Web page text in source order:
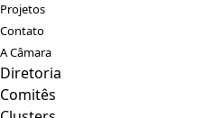
Projetos
Contato
A Câmara
Diretoria
Comitês